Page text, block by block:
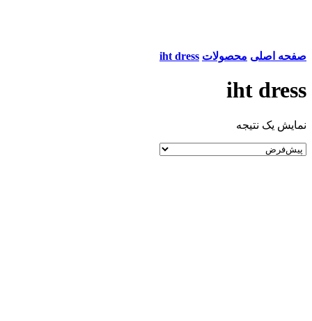
صفحه اصلی محصولات iht dress
iht dress
نمایش یک نتیجه